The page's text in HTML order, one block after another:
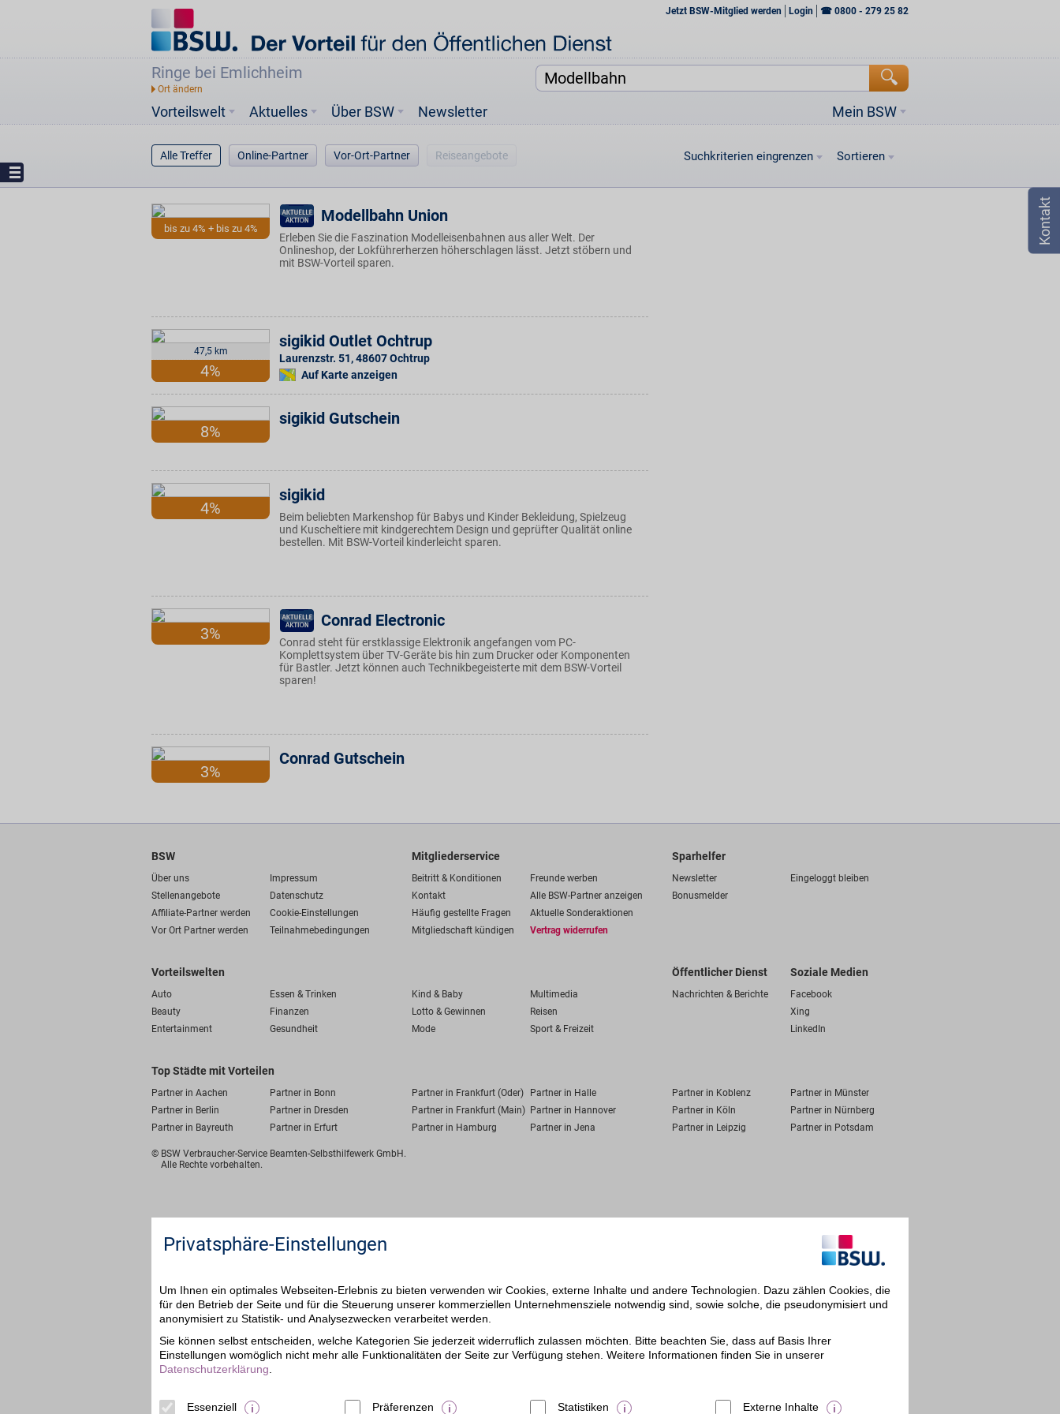
Jetzt BSW-Mitglied werden Login ☎ 0800 - 279 25 82
Ringe bei Emlichheim
Vorteilswelt Mein BSW
Aktuelles Über BSW Newsletter
Alle Treffer Online-Partner Vor-Ort-Partner Reiseangebote Suchkriterien eingrenzen Sortieren
bis zu 4% + bis zu 4%
Modellbahn Union
Erleben Sie die Faszination Modelleisenbahnen aus aller Welt. Der
Onlineshop, der Lokführerherzen höherschlagen lässt. Jetzt stöbern und
mit BSW-Vorteil sparen.
47,5 km
4%
sigikid Outlet Ochtrup
Laurenzstr. 51,48607Ochtrup
Auf Karte anzeigen
8%
sigikid Gutschein
4%
sigikid
Beim beliebten Markenshop für Babys und Kinder Bekleidung, Spielzeug
und Kuscheltiere mit kindgerechtem Design und geprüfter Qualität online
bestellen. Mit BSW-Vorteil kinderleicht sparen.
3%
Conrad Electronic
Conrad steht für erstklassige Elektronik angefangen vom PC-
Komplettsystem über TV-Geräte bis hin zum Drucker oder Komponenten
für Bastler. Jetzt können auch Technikbegeisterte mit dem BSW-Vorteil
sparen!
3%
Conrad Gutschein
BSW
Über uns
Impressum
Stellenangebote
Datenschutz
Affiliate-Partner werden
Cookie-Einstellungen
Vor Ort Partner werden
Teilnahmebedingungen
Mitgliederservice
Beitritt & Konditionen
Freunde werben
Kontakt
Alle BSW-Partner anzeigen
Häufig gestellte Fragen
Aktuelle Sonderaktionen
Mitgliedschaft kündigen
Vertrag widerrufen
Sparhelfer
Newsletter
Eingeloggt bleiben
Bonusmelder
Vorteilswelten
Auto Essen & Trinken Kind & Baby
Multimedia
Beauty
Finanzen Lotto & Gewinnen
Reisen
Entertainment
Gesundheit Mode Sport & Freizeit
Öffentlicher Dienst
Nachrichten & Berichte
Soziale Medien
Facebook
Xing
LinkedIn
Top Städte mit Vorteilen
Partner in Aachen Partner in Bonn Partner in Frankfurt (Oder) Partner in Halle Partner in Koblenz
Partner in Münster
Partner in Berlin
Partner in Dresden Partner in Frankfurt (Main) Partner in Hannover Partner in Köln
Partner in Nürnberg
Partner in Bayreuth
Partner in Erfurt Partner in Hamburg Partner in Jena Partner in Leipzig Partner in Potsdam
© BSW Verbraucher-Service Beamten-Selbsthilfewerk GmbH.
Alle Rechte vorbehalten.
Privatsphäre-Einstellungen
Um Ihnen ein optimales Webseiten-Erlebnis zu bieten verwenden wir Cookies, externe Inhalte und andere Technologien. Dazu zählen Cookies, die
für den Betrieb der Seite und für die Steuerung unserer kommerziellen Unternehmensziele notwendig sind, sowie solche, die pseudonymisiert und
anonymisiert zu Statistik- und Analysezwecken verarbeitet werden.
Sie können selbst entscheiden, welche Kategorien Sie jederzeit widerruflich zulassen möchten. Bitte beachten Sie, dass auf Basis Ihrer
Einstellungen womöglich nicht mehr alle Funktionalitäten der Seite zur Verfügung stehen. Weitere Informationen finden Sie in unserer
Datenschutzerklärung
Essenziell Präferenzen Statistiken Externe Inhalte